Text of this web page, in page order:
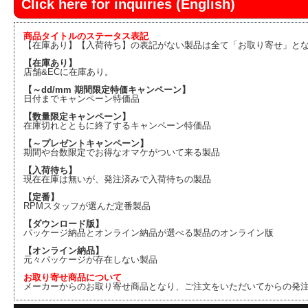
Click here for inquiries (English)
商品タイトルのステータス表記
【在庫あり】【入荷待ち】の表記がない製品は全て「お取り寄せ」とな
【在庫あり】
店舗&ECに在庫あり。
【～dd/mm 期間限定特価キャンペーン】
日付までキャンペーン特価品
【数量限定キャンペーン】
在庫切れとともに終了するキャンペーン特価品
【～プレゼントキャンペーン】
期間や台数限定でお得なオマケがついて来る製品
【入荷待ち】
現在在庫は無いが、発注済みで入荷待ちの製品
【定番】
RPMスタッフが選んだ定番製品
【ダウンロード版】
パッケージ納品とオンライン納品が選べる製品のオンライン版
【オンライン納品】
元々パッケージが存在しない製品
お取り寄せ商品について
メーカーからのお取り寄せ商品となり、ご注文をいただいてからの発注